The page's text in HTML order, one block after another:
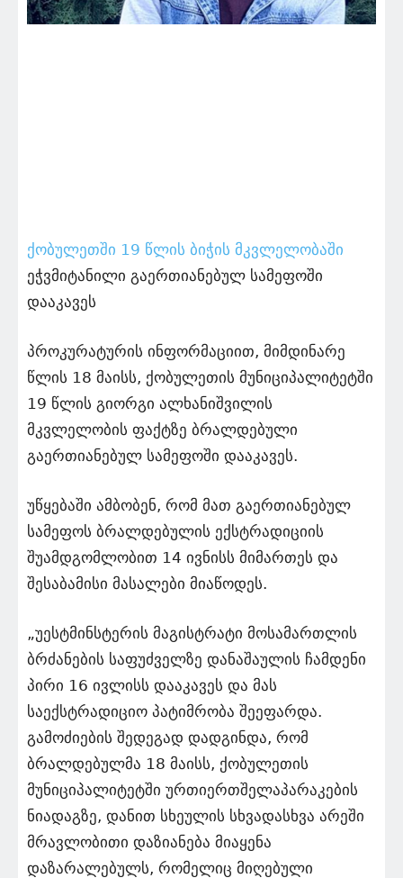
ქობულეთში 19 წლის ბიჭის მკვლელობაში
ეჭვმიტანილი გაერთიანებულ სამეფოში
დააკავეს
პროკურატურის ინფორმაციით, მიმდინარე
წლის 18 მაისს, ქობულეთის მუნიციპალიტეტში
19 წლის გიორგი ალხანიშვილის
მკვლელობის ფაქტზე ბრალდებული
გაერთიანებულ სამეფოში დააკავეს.
უწყებაში ამბობენ, რომ მათ გაერთიანებულ
სამეფოს ბრალდებულის ექსტრადიციის
შუამდგომლობით 14 ივნისს მიმართეს და
შესაბამისი მასალები მიაწოდეს.
„უესტმინსტერის მაგისტრატი მოსამართლის
ბრძანების საფუძველზე დანაშაულის ჩამდენი
პირი 16 ივლისს დააკავეს და მას
საექსტრადიციო პატიმრობა შეეფარდა.
გამოძიების შედეგად დადგინდა, რომ
ბრალდებულმა 18 მაისს, ქობულეთის
მუნიციპალიტეტში ურთიერთშელაპარაკების
ნიადაგზე, დანით სხეულის სხვადასხვა არეში
მრავლობითი დაზიანება მიაყენა
დაზარალებულს, რომელიც მიღებული